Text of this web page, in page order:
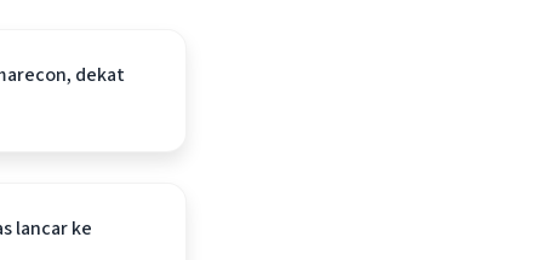
dekat
lancar ke